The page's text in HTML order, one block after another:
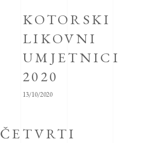
KOTORSKI
LIKOVNI
UMJETNICI
2020
13/10/2020
ČETVRTI